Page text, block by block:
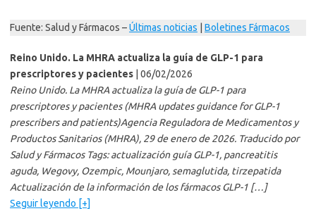
Fuente: Salud y Fármacos –Últimas noticias Boletines Fármacos
Reino Unido. La MHRA actualiza la guía de GLP-1 para
prescriptores y pacientes | 06/02/2026
Reino Unido. La MHRA actualiza la guía de GLP-1 para
prescriptores y pacientes (MHRA updates guidance for GLP-1
prescribers and patients)Agencia Reguladora de Medicamentos y
Productos Sanitarios (MHRA), 29 de enero de 2026. Traducido por
Salud y Fármacos Tags: actualización guía GLP-1, pancreatitis
aguda, Wegovy, Ozempic, Mounjaro, semaglutida, tirzepatida
Actualización de la información de los fármacos GLP-1 […]
Seguir leyendo [+]